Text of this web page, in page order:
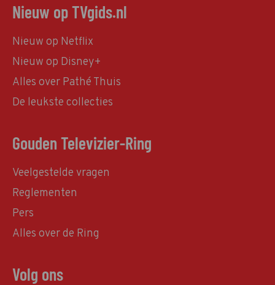
Nieuw op TVgids.nl
Nieuw op Netflix
Nieuw op Disney+
Alles over Pathé Thuis
De leukste collecties
Gouden Televizier-Ring
Veelgestelde vragen
Reglementen
Pers
Alles over de Ring
Volg ons